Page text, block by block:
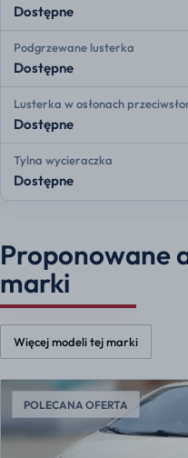
Dostępne
Podgrzewane lusterka
Dostępne
Lusterka w osłonach
Dostępne
Tylna wycieraczka
Dostępne
Proponowane
marki
Więcej modeli tej marki
POLECANA OFERTA